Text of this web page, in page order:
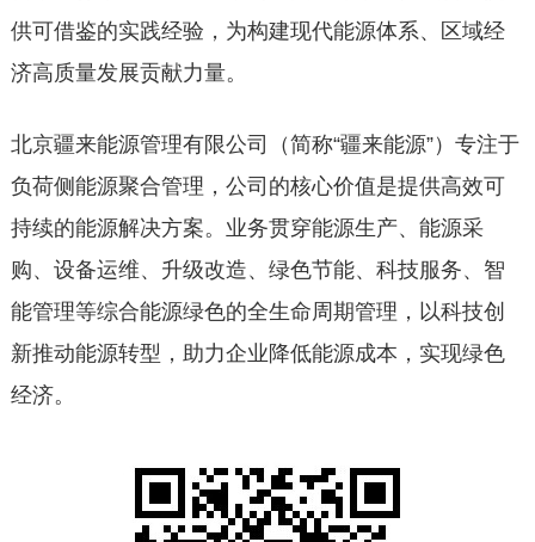
供可借鉴的实践经验，为构建现代能源体系、区域经
济高质量发展贡献力量。
北京疆来能源管理有限公司（简称“疆来能源”）专注于
负荷侧能源聚合管理，公司的核心价值是提供高效可
持续的能源解决方案。业务贯穿能源生产、能源采
购、设备运维、升级改造、绿色节能、科技服务、智
能管理等综合能源绿色的全生命周期管理，以科技创
新推动能源转型，助力企业降低能源成本，实现绿色
经济。